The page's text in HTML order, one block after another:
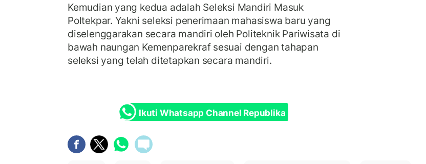
Kemudian yang kedua adalah Seleksi Mandiri Masuk
Poltekpar. Yakni seleksi penerimaan mahasiswa baru yang
diselenggarakan secara mandiri oleh Politeknik Pariwisata di
bawah naungan Kemenparekraf sesuai dengan tahapan
seleksi yang telah ditetapkan secara mandiri.
Ikuti Whatsapp Channel Republika